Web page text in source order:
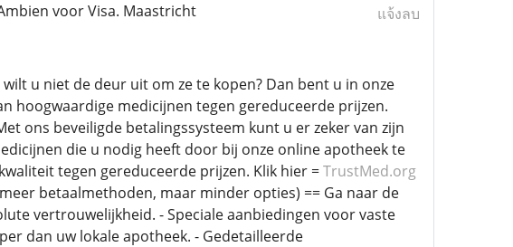
voor Visa. Maastricht
แจ้งลบ
u niet de deur uit om ze te kopen? Dan bent u in onze
hoogwaardige medicijnen tegen gereduceerde prijzen.
ons beveiligde betalingssysteem kunt u er zeker van zijn
die u nodig heeft door bij onze online apotheek te
tegen gereduceerde prijzen. Klik hier =TrustMed.org
betaalmethoden, maar minder opties) == Ga naar de
vertrouwelijkheid. - Speciale aanbiedingen voor vaste
dan uw lokale apotheek. - Gedetailleerde